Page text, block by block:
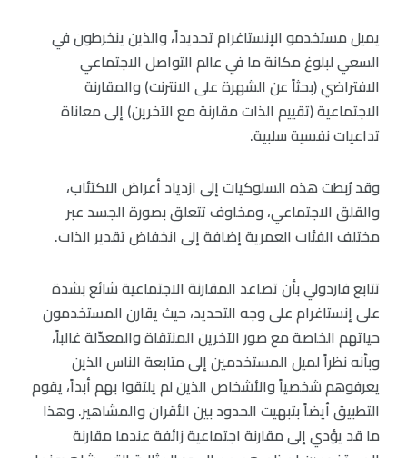
يميل مستخدمو الإنستاغرام تحديداً، والذين ينخرطون في
السعي لبلوغ مكانة ما في عالم التواصل الاجتماعي
الافتراضي (بحثاً عن الشهرة على الانترنت) والمقارنة
الاجتماعية (تقييم الذات مقارنة مع الآخرين) إلى معاناة
تداعيات نفسية سلبية.
وقد رُبطت هذه السلوكيات إلى ازدياد أعراض الاكتئاب،
والقلق الاجتماعي، ومخاوف تتعلق بصورة الجسد عبر
مختلف الفئات العمرية إضافة إلى انخفاض تقدير الذات.
تتابع فاردولي بأن تصاعد المقارنة الاجتماعية شائع بشدة
على إنستاغرام على وجه التحديد، حيث يقارن المستخدمون
حياتهم الخاصة مع صور الآخرين المنتقاة والمعدّلة غالباً،
وبأنه نظراً لميل المستخدمين إلى متابعة الناس الذين
يعرفوهم شخصياً والأشخاص الذين لم يلتقوا بهم أبداً، يقوم
التطبيق أيضاً بتبهيت الحدود بين الأقران والمشاهير. وهذا
ما قد يؤدي إلى مقارنة اجتماعية زائفة عندما مقارنة